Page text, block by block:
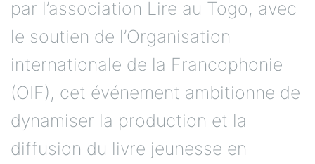
par l’association Lire au Togo, avec
le soutien de l’Organisation
internationale de la Francophonie
(OIF), cet événement ambitionne de
dynamiser la production et la
diffusion du livre jeunesse en